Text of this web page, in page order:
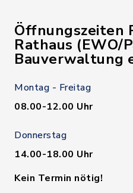
Öffnungszeiten
Rathaus (EWO/
Bauverwaltung
Montag - Freitag
08.00-12.00 Uhr
Donnerstag
14.00-18.00 Uhr
Kein Termin nötig!